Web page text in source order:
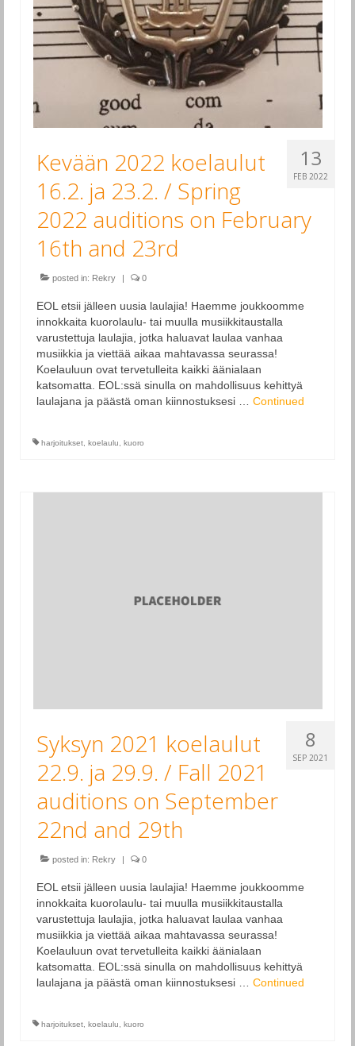
13
FEB 2022
Kevään 2022 koelaulut
16.2. ja 23.2. / Spring
2022 auditions on February
16th and 23rd
posted in: Rekry | 0
EOL etsii jälleen uusia laulajia! Haemme joukkoomme
innokkaita kuorolaulu- tai muulla musiikkitaustalla
varustettuja laulajia, jotka haluavat laulaa vanhaa
musiikkia ja viettää aikaa mahtavassa seurassa!
Koelauluun ovat tervetulleita kaikki äänialaan
katsomatta. EOL:ssä sinulla on mahdollisuus kehittyä
laulajana ja päästä oman kiinnostuksesi … Continued
harjoitukset koelaulu kuoro
8
SEP 2021
Syksyn 2021 koelaulut
22.9. ja 29.9. / Fall 2021
auditions on September
22nd and 29th
posted in: Rekry 0
EOL etsii jälleen uusia laulajia! Haemme joukkoomme
innokkaita kuorolaulu- tai muulla musiikkitaustalla
varustettuja laulajia, jotka haluavat laulaa vanhaa
musiikkia ja viettää aikaa mahtavassa seurassa!
Koelauluun ovat tervetulleita kaikki äänialaan
katsomatta. EOL:ssä sinulla on mahdollisuus kehittyä
laulajana ja päästä oman kiinnostuksesi … Continued
harjoitukset, koelaulu, kuoro